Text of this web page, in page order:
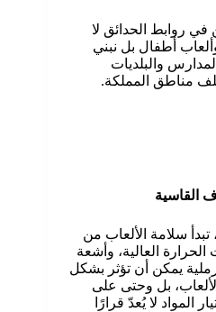
في روابط الحدائق لا
أطفال بل نبني
والبلديات
مناطق المملكة.
القاسية
تبدأ سلامة الألعاب من
الحرارة العالية، وأشعة
يمكن أن تؤثر بشكل
بل وحتى على
المواد لا يُعدّ قرارًا